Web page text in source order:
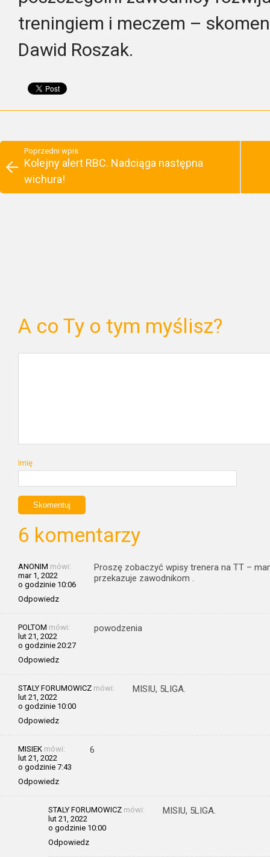
treningiem i meczem –
Dawid Roszak.
Poprzedni wpis
Kolejny alert RBC. Nadciąga następna
wichura!
A co Ty o tym myślisz?
Imię
6 komentarzy
ANONIM mówi:
mar 1, 2022
o godzinie 10:06
Odpowiedz
Proszę zobaczyć wpisy trenera na TT –
przekazuje zawodnikom .
POLTOM mówi:
lut 21, 2022
o godzinie 20:27
Odpowiedz
powodzenia
STALY FORUMOWICZ mówi:
lut 21, 2022
o godzinie 10:00
Odpowiedz
MISIU, 5LIGA.
MISIEK mówi:
lut 21, 2022
o godzinie 7:43
Odpowiedz
6
STALY FORUMOWICZ mówi:
lut 21, 2022
o godzinie 10:00
Odpowiedz
MISIU, 5LIGA.